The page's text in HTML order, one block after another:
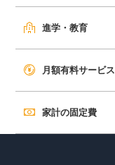
進学・教育
月額有料サービス
家計の固定費